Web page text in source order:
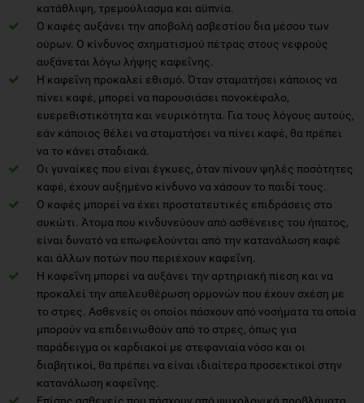
κατάθλιψη, τρεμούλιασμα και αϋπνία.
Ο καφές αυξάνει την αποβολή ασβεστίου δια μέσου των
ούρων. Ο κίνδυνος σχηματισμού πέτρας στους νεφρούς
αυξάνεται λόγω λήψης καφεΐνης.
Η καφεΐνη προκαλεί εθισμό. Όταν σταματήσει κάποιος να
πίνει καφέ, μπορεί να παρουσιάσει πονοκέφαλο,
ευερεθιστικότητα και νευρικότητα. Για τους λόγους αυτούς,
εάν κάποιος θέλει να σταματήσει να πίνει καφέ, θα πρέπει
να το κάνει σταδιακά.
Οι γυναίκες που είναι έγκυες, όταν πίνουν ψηλές ποσότητες
καφέ, έχουν αυξημένο κίνδυνο να χάσουν το παιδί τους.
Ο καφές μπορεί να έχει προστατευτικές επιδράσεις στο
συκώτι. Άτομα που κινδυνεύουν από ασθένειες του ήπατος,
είναι δυνατό να επωφελούνται από την κατανάλωση καφέ
και άλλων ποτών που περιέχουν καφεΐνη.
Η καφεΐνη μπορεί να αυξάνει την αρτηριακή πίεση και να
προκαλεί την απελευθέρωση ορμονών που έχουν σχέση με
το στρες. Ασθενείς οι οποίοι πάσχουν από νοσήματα τα οποία
μπορούν να επιδεινωθούν από το στρες, όπως για
παράδειγμα οι καρδιακοί με στεφανιαία νόσο και οι
διαβητικοί, θα πρέπει να είναι ιδιαίτερα προσεκτικοί στην
κατανάλωση καφεΐνης.
Επίσης ασθενείς που πάσχουν από ψυχολογικά προβλήματα